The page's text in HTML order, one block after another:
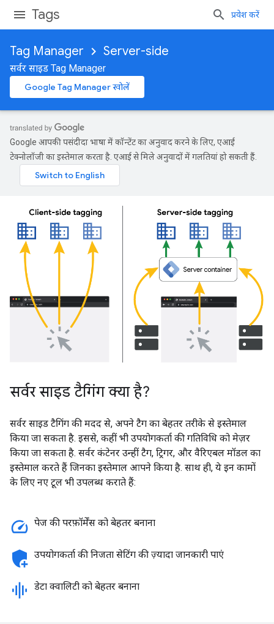
Tags प्रवेश करें
Tag Manager Server-side
सर्वर साइड Tag Manager
Google Tag Manager खोलें
Google आपकी पसंदीदा भाषा में कॉन्टेंट का अनुवाद करने के लिए, एआई
टेक्नोलॉजी का इस्तेमाल करता है. एआई से मिले अनुवादों में गलतियां हो सकती हैं.
सर्वर साइड टैगिंग क्या है?
सर्वर साइड टैगिंग की मदद से, अपने टैग का बेहतर तरीके से इस्तेमाल
किया जा सकता है. इससे, कहीं भी उपयोगकर्ता की गतिविधि को मेज़र
किया जा सकता है. सर्वर कंटेनर उन्हीं टैग, ट्रिगर, और वैरिएबल मॉडल का
इस्तेमाल करते हैं जिनका इस्तेमाल आपने किया है. साथ ही, ये इन कामों
के लिए नए टूल भी उपलब्ध कराते हैं:
speed पेज की परफ़ॉर्मेंस को बेहतर बनाना
add_moderator उपयोगकर्ता की निजता सेटिंग की ज़्यादा जानकारी पाएं
graphic_eq डेटा क्वालिटी को बेहतर बनाना